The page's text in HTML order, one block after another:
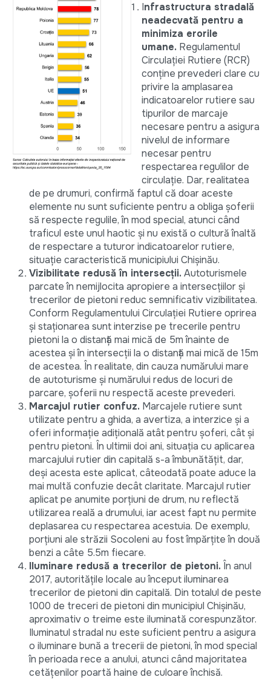
Infrastructura stradală
neadecvată pentru a
minimiza erorile
umane. Regulamentul
Circulației Rutiere (RCR)
conține prevederi clare cu
privire la amplasarea
indicatoarelor rutiere sau
tipurilor de marcaje
necesare pentru a asigura
nivelul de informare
necesar pentru
respectarea regulilor de
circulație. Dar, realitatea
de pe drumuri, confirmă faptul că doar aceste
elemente nu sunt suficiente pentru a obliga șoferii
să respecte regulile, în mod special, atunci când
traficul este unul haotic și nu există o cultură înaltă
de respectare a tuturor indicatoarelor rutiere,
situație caracteristică municipiului Chișinău.
Vizibilitate redusă în intersecții.Autoturismele
parcate în nemijlocita apropiere a intersecțiilor și
trecerilor de pietoni reduc semnificativ vizibilitatea.
Conform Regulamentului Circulației Rutiere oprirea
și staționarea sunt interzise pe trecerile pentru
pietoni la o distanță mai mică de 5m înainte de
acestea și în intersecții la o distanță mai mică de 15m
de acestea. În realitate, din cauza numărului mare
de autoturisme și numărului redus de locuri de
parcare, șoferii nu respectă aceste prevederi.
Marcajul rutier confuz. Marcajele rutiere sunt
utilizate pentru a ghida, a avertiza, a interzice și a
oferi informație adițională atât pentru șoferi, cât și
pentru pietoni. În ultimii doi ani, situația cu aplicarea
marcajului rutier din capitală s-a îmbunătățit, dar,
deși acesta este aplicat, câteodată poate aduce la
mai multă confuzie decât claritate. Marcajul rutier
aplicat pe anumite porțiuni de drum, nu reflectă
utilizarea reală a drumului, iar acest fapt nu permite
deplasarea cu respectarea acestuia. De exemplu,
porțiuni ale străzii Socoleni au fost împărțite în două
benzi a câte 5.5m fiecare.
Iluminare redusă a trecerilor de pietoni. În anul
2017, autoritățile locale au început iluminarea
trecerilor de pietoni din capitală. Din totalul de peste
1000 de treceri de pietoni din municipiul Chișinău,
aproximativ o treime este iluminată corespunzător.
Iluminatul stradal nu este suficient pentru a asigura
o iluminare bună a trecerii de pietoni, în mod special
în perioada rece a anului, atunci când majoritatea
cetățenilor poartă haine de culoare închisă.